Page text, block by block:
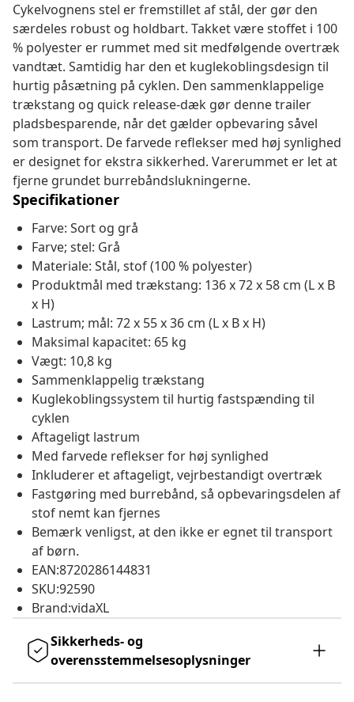
Cykelvognens stel er fremstillet af stål, der gør den
særdeles robust og holdbart. Takket være stoffet i 100
% polyester er rummet med sit medfølgende overtræk
vandtæt. Samtidig har den et kuglekoblingsdesign til
hurtig påsætning på cyklen. Den sammenklappelige
trækstang og quick release-dæk gør denne trailer
pladsbesparende, når det gælder opbevaring såvel
som transport. De farvede reflekser med høj synlighed
er designet for ekstra sikkerhed. Varerummet er let at
fjerne grundet burrebåndslukningerne.
Specifikationer
Farve: Sort og grå
Farve; stel: Grå
Materiale: Stål, stof (100 % polyester)
Produktmål med trækstang: 136 x 72 x 58 cm (L x B
x H)
Lastrum; mål: 72 x 55 x 36 cm (L x B x H)
Maksimal kapacitet: 65 kg
Vægt: 10,8 kg
Sammenklappelig trækstang
Kuglekoblingssystem til hurtig fastspænding til
cyklen
Aftageligt lastrum
Med farvede reflekser for høj synlighed
Inkluderer et aftageligt, vejrbestandigt overtræk
Fastgøring med burrebånd, så opbevaringsdelen af
stof nemt kan fjernes
Bemærk venligst, at den ikke er egnet til transport
af børn.
EAN:8720286144831
SKU:92590
Brand:vidaXL
Sikkerheds- og
overensstemmelsesoplysninger